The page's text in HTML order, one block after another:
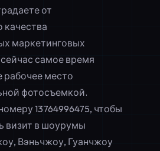
от
качества
маркетинговых
самое время
рабочее место
фотосъемкой.
13764996475, чтобы
визит в шоурумы
Вэньчжоу, Гуанчжоу